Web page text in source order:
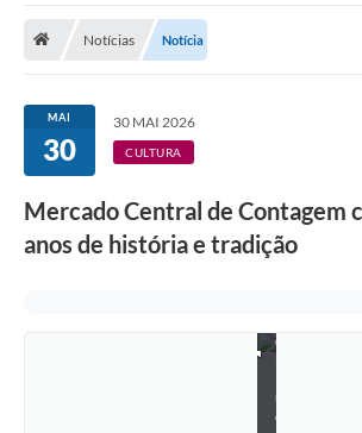
Notícias Notícia
MAI
30
30 MAI 2026
CULTURA
Mercado Central de Contagem
anos de história e tradição
o
u
c